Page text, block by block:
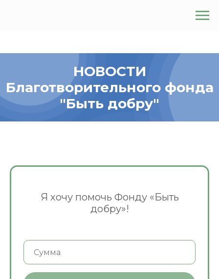
НОВОСТИ
Благотворительного фонда
"Быть добру"
Я хочу помочь Фонду «Быть
добру»!